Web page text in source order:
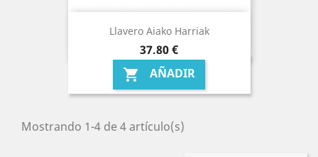
Llavero Aiako Harriak
Precio
37,80 €
 AÑADIR
Mostrando 1-4 de 4 artículo(s)